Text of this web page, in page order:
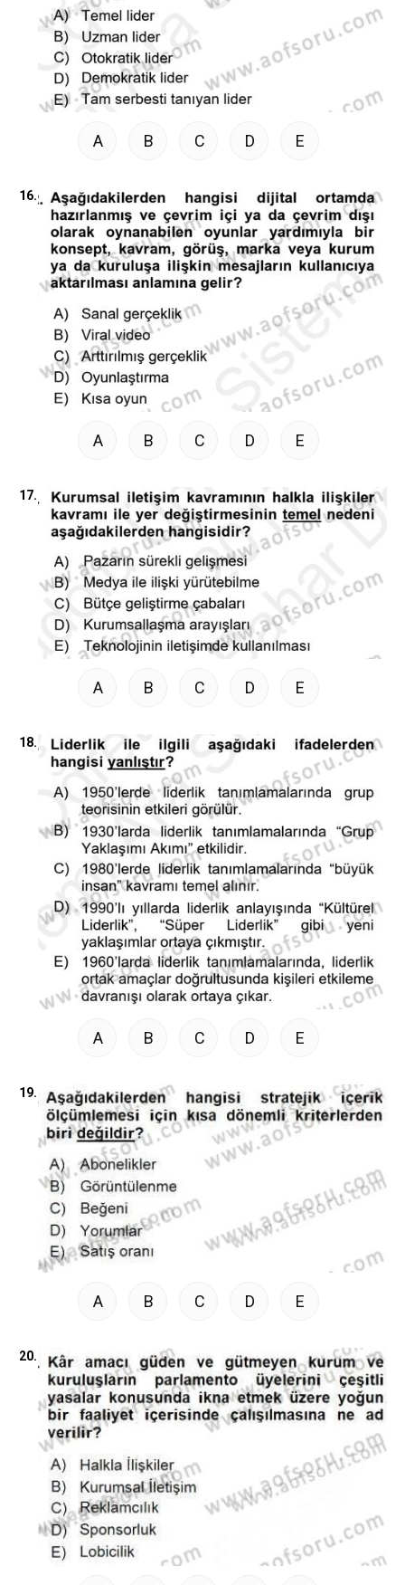
A B C D E
16.
A B C D E
17.
A B C D E
18.
A B C D E
19.
A B C D E
20.